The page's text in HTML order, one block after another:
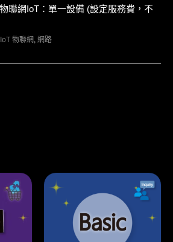
聯網IoT：單一設備 (設定服務費，不
IoT 物聯網 網路